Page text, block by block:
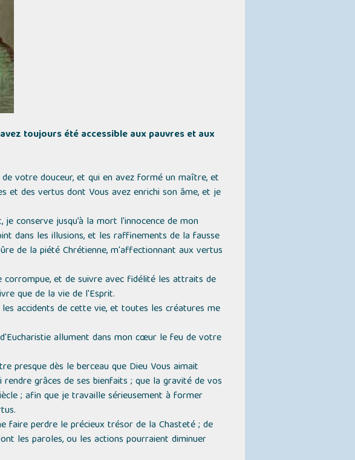
toujours été accessible aux pauvres et aux
votre douceur, et qui en avez formé un maître, et
et des vertus dont Vous avez enrichi son âme, et je
je conserve jusqu’à la mort l'innocence de mon
dans les illusions, et les raffinements de la fausse
de la piété Chrétienne, m'affectionnant aux vertus
et de suivre avec fidélité les attraits de
que de la vie de l'Esprit.
accidents de cette vie, et toutes les créatures me
allument dans mon cœur le feu de votre
presque dès le berceau que Dieu Vous aimait
grâces de ses bienfaits ; que la gravité de vos
; afin que je travaille sérieusement à former
faire perdre le précieux trésor de la Chasteté ; de
les paroles, ou les actions pourraient diminuer